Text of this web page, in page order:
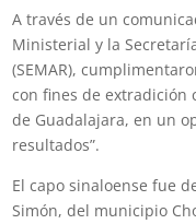
A través de un
Ministerial y la
(SEMAR),
con fines de extradición
de Guadalajara, en un
resultados”.
El capo sinaloense fue
Simón, del municipio